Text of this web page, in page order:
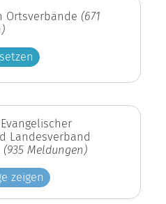
Ortsverbände (671
Landesverband
(935 Meldungen)
zeigen